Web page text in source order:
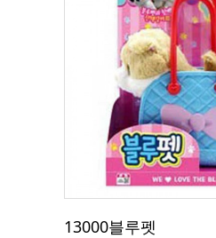
13000블루펫